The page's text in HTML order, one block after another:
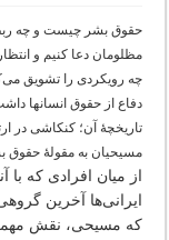
حقوق بشر چیست و چه
مظلومان دعا کنیم و
چه رویکردی را تشویق
دفاع از حقوق انسانها
تاریخچۀ آن؛ کنکاشی در
مسیحیان به مقولۀ حقوق
از میان افرادی که
ایرانی‌ها آخرین
که مسیحی، نقش مهمی